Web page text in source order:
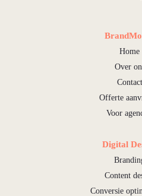
Home
Over
Contact
Offerte
Voor
Digital
Content
Conversie